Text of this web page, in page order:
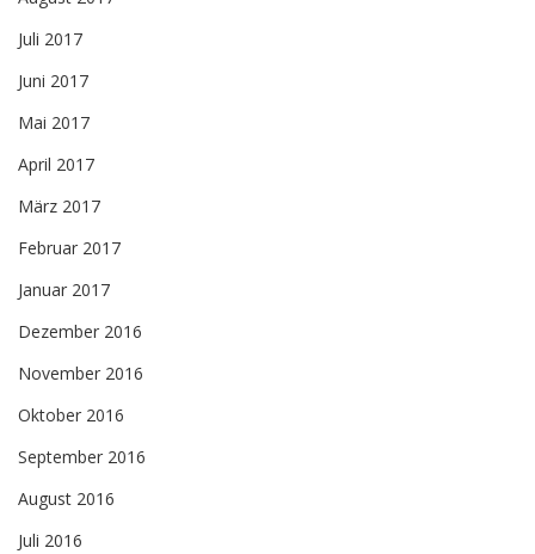
Juli 2017
Juni 2017
Mai 2017
April 2017
März 2017
Februar 2017
Januar 2017
Dezember 2016
November 2016
Oktober 2016
September 2016
August 2016
Juli 2016